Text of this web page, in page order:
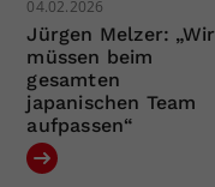
04.02.2026
Jürgen Melzer: „Wir
müssen beim
gesamten
japanischen Team
aufpassen“